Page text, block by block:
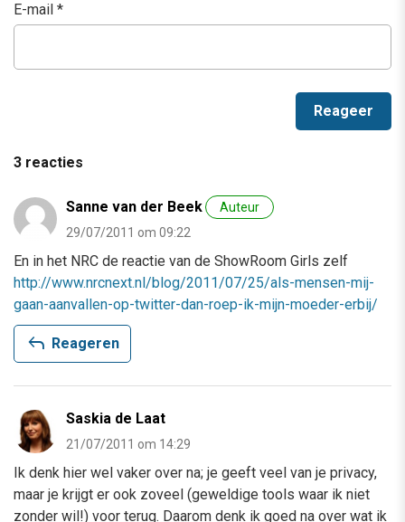
E-mail *
3 reacties
Sanne van der Beek
Auteur
29/07/2011 om 09:22
En in het NRC de reactie van de ShowRoom Girls zelf
http://www.nrcnext.nl/blog/2011/07/25/als-mensen-mij-
gaan-aanvallen-op-twitter-dan-roep-ik-mijn-moeder-erbij/
reply Reageren
Saskia de Laat
21/07/2011 om 14:29
Ik denk hier wel vaker over na; je geeft veel van je privacy,
maar je krijgt er ook zoveel (geweldige tools waar ik niet
zonder wil!) voor terug. Daarom denk ik goed na over wat ik